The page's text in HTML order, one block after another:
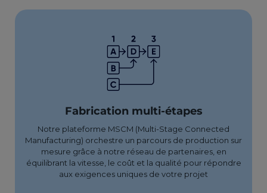
Fabrication multi-étapes
Notre plateforme MSCM (Multi-Stage Connected
Manufacturing) orchestre un parcours de production sur
mesure grâce à notre réseau de partenaires, en
équilibrant la vitesse, le coût et la qualité pour répondre
aux exigences uniques de votre projet